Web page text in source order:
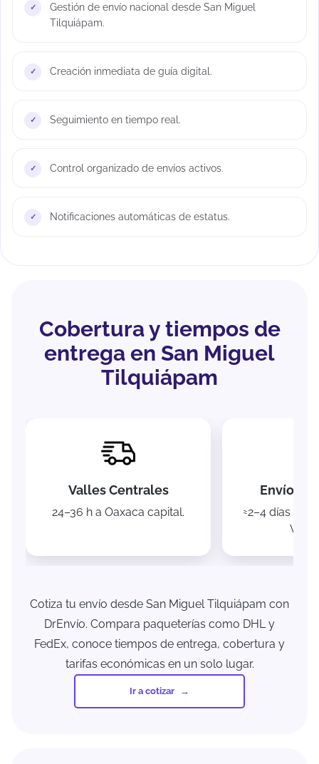
Gestión de envío nacional desde San Miguel
Tilquiápam.
Creación inmediata de guía digital.
Seguimiento en tiempo real.
Control organizado de envíos activos.
Notificaciones automáticas de estatus.
Cobertura y tiempos de
entrega en San Miguel
Tilquiápam
Valles Centrales
24–36 h a Oaxaca capital.
Envíos
≈2–4 días a
Cotiza tu envío desde San Miguel Tilquiápam con
DrEnvío. Compara paqueterías como DHL y
FedEx, conoce tiempos de entrega, cobertura y
tarifas económicas en un solo lugar.
Ir a cotizar